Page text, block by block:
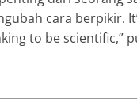
cara berpikir.
to be scientific,”